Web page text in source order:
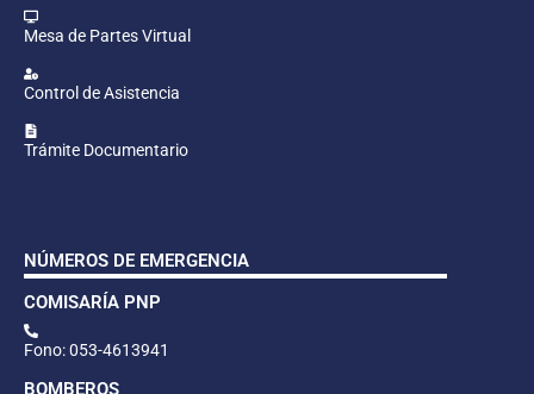
Mesa de Partes Virtual
Control de Asistencia
Trámite Documentario
NÚMEROS DE EMERGENCIA
COMISARÍA PNP
Fono: 053-4613941
BOMBEROS